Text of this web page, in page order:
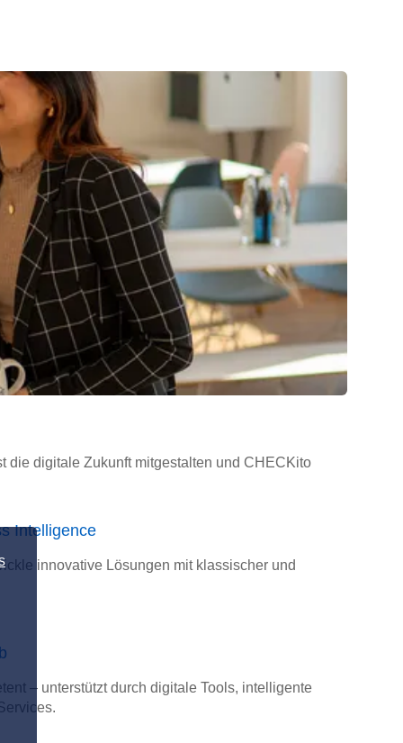
die digitale Zukunft mitgestalten und CHECKito
Intelligence
innovative Lösungen mit klassischer und
– unterstützt durch digitale Tools, intelligente